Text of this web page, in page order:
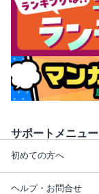
サポートメニュー
初めての方へ
ヘルプ・お問合せ